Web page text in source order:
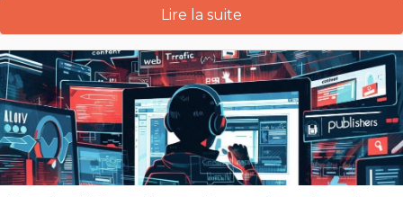
Lire la suite